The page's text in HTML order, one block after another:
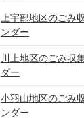
上宇部地区のごみ
ンダー
川上地区のごみ収
ダー
小羽山地区のごみ
ンダー